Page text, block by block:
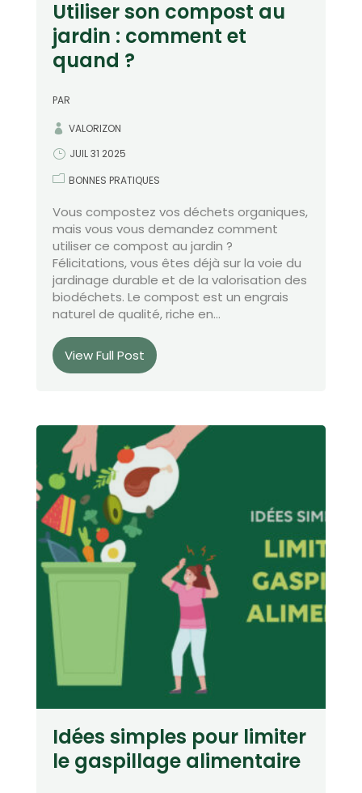
Utiliser son compost au
jardin : comment et
quand ?
PAR
VALORIZON
JUIL 31 2025
BONNES PRATIQUES
Vous compostez vos déchets organiques,
mais vous vous demandez comment
utiliser ce compost au jardin ?
Félicitations, vous êtes déjà sur la voie du
jardinage durable et de la valorisation des
biodéchets. Le compost est un engrais
naturel de qualité, riche en...
View Full Post
Idées simples pour limiter
le gaspillage alimentaire